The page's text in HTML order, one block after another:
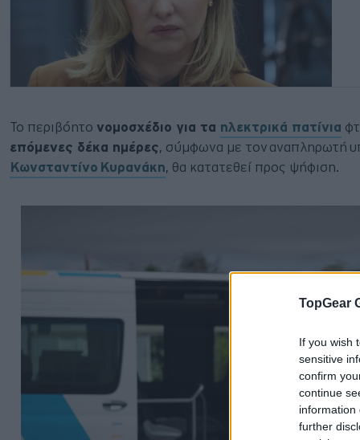
TopGear
If you wish
sensitive
confirm
continue
information
further
Το περιβόητο νομοσχέδιο για τα ηλεκτρικά πατίνια
επόμενες δέκα ημέρες, σύμφωνα με τον αναπληρωτή
Κωνσταντίνο Κυρανάκη, θα κατατεθεί προς ψήφιση.